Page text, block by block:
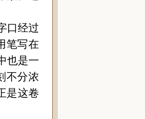
口经过
笔写在
也是一
不分浓
是这卷